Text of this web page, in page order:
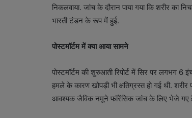
निकलवाया. जांच के दौरान पाया गया कि शरीर का
भारती टंडन के रूप में हुई.
पोस्टमॉर्टम में क्या आया सामने
पोस्टमॉर्टम की शुरुआती रिपोर्ट में सिर पर लगभग 6
हमले के कारण खोपड़ी भी क्षतिग्रस्त हो गई थी.
आवश्यक जैविक नमूने फॉरेंसिक जांच के लिए भेजे गए